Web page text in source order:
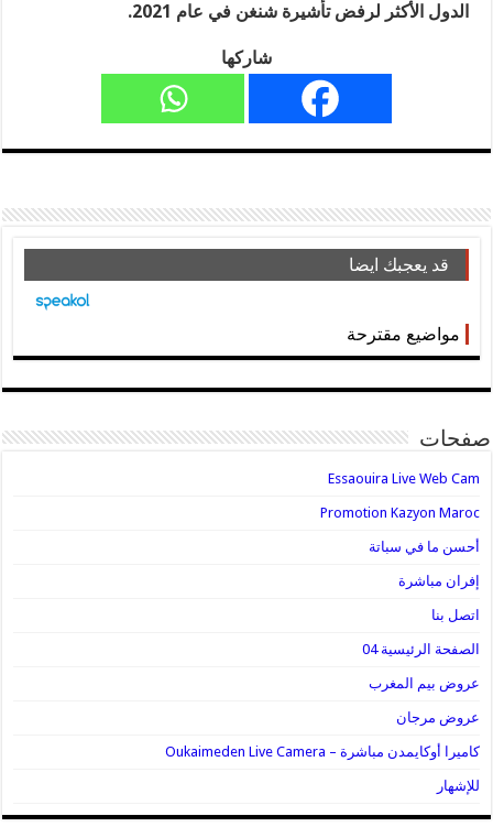
الدول الأكثر لرفض تأشيرة شنغن في عام 2021.
شاركها
قد يعجبك ايضا
مواضيع مقترحة
صفحات
Essaouira Live Web Cam
Promotion Kazyon Maroc
أحسن ما في سباتة
إفران مباشرة
اتصل بنا
الصفحة الرئيسية 04
عروض بيم المغرب
عروض مرجان
كاميرا أوكايمدن مباشرة – Oukaimeden Live Camera
للإشهار